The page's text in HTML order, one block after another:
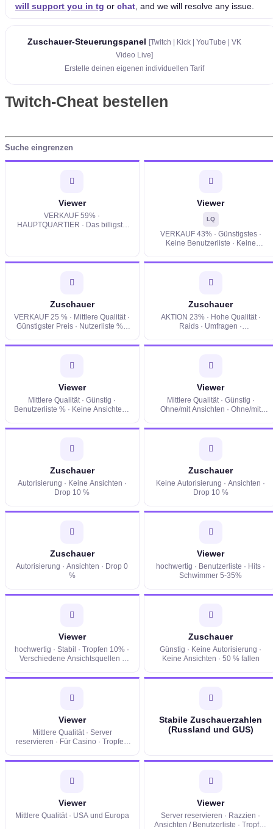
will support you in tg or chat, and we will resolve any issue.
Zuschauer-Steuerungspanel [Twitch | Kick | YouTube | VK
Video Live]
Erstelle deinen eigenen individuellen Tarif
Twitch-Cheat bestellen
Suche eingrenzen
Viewer
VERKAUF 59% ·
HAUPTQUARTIER · Das billigste
Viewer
LQ
VERKAUF 43% · Günstigstes ·
Keine Benutzerliste · Keine
Zuschauer
VERKAUF 25 % · Mittlere Qualität ·
Günstigster Preis · Nutzerliste % ·
Standort · Kundenbindung
Zuschauer
AKTION 23% · Hohe Qualität ·
Raids · Umfragen ·
Viewer
Mittlere Qualität · Günstig ·
Benutzerliste % · Keine Ansichten ·
Viewer
Mittlere Qualität · Günstig ·
Ohne/mit Ansichten · Ohne/mit
schweben 5-35% · Lage
Zuschauer
Autorisierung · Keine Ansichten ·
Drop 10 %
Zuschauer
Keine Autorisierung · Ansichten ·
Drop 10 %
Zuschauer
Autorisierung · Ansichten · Drop 0
%
Viewer
hochwertig · Benutzerliste · Hits ·
Schwimmer 5-35%
Viewer
hochwertig · Stabil · Tropfen 10% ·
Verschiedene Ansichtsquellen ·
Zuschauer
Günstig · Keine Autorisierung ·
Keine Ansichten · 50 % fallen
Viewer
Mittlere Qualität · Server
reservieren · Für Casino · Tropfen
Stabile Zuschauerzahlen
(Russland und GUS)
Viewer
Mittlere Qualität · USA und Europa
Viewer
Server reservieren · Razzien ·
Ansichten / Benutzerliste · Tropfen